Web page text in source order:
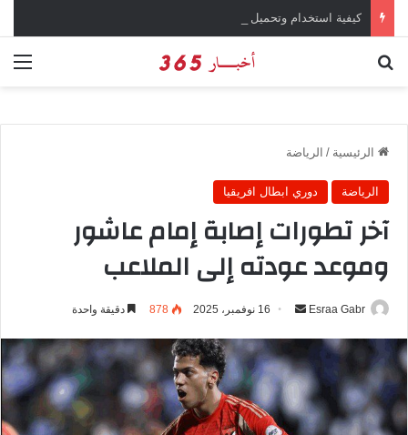
كيفية استخدام وتحميل تطبيق X تويتر سابقاً
الرئيسية / الرياضة
الرياضة دوري ابطال افريقيا
آخر تطورات إصابة إمام عاشور
وموعد عودته إلى الملاعب
Esraa Gabr
س
ل
ر
16 نوفمبر، 2025 878 دقيقة واحدة